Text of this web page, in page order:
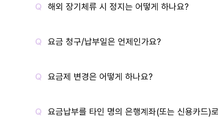
해외 장기체류 시 정지는 어떻게 하나요?
요금 청구/납부일은 언제인가요?
요금제 변경은 어떻게 하나요?
요금납부를 타인 명의 은행계좌(또는 신용카드)